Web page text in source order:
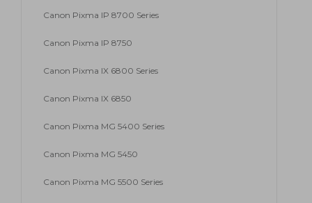
Canon Pixma IP 8700 Series
Canon Pixma IP 8750
Canon Pixma IX 6800 Series
Canon Pixma IX 6850
Canon Pixma MG 5400 Series
Canon Pixma MG 5450
Canon Pixma MG 5500 Series